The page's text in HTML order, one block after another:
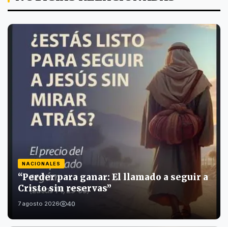
NACIONALES
“Perder para ganar: El llamado a seguir a
Cristo sin reservas”
7 agosto 2026 40